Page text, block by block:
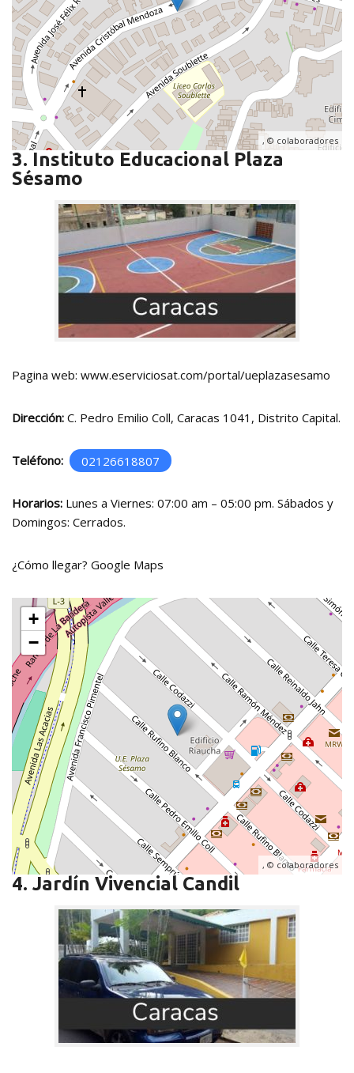
, © colaboradores
3. Instituto Educacional Plaza
Sésamo
Pagina web: www.eserviciosat.com/portal/ueplazasesamo
Dirección: C. Pedro Emilio Coll, Caracas 1041, Distrito Capital.
Teléfono: 02126618807
Horarios: Lunes a Viernes: 07:00 am – 05:00 pm. Sábados y
Domingos: Cerrados.
¿Cómo llegar? Google Maps
+
−
, © colaboradores
4. Jardín Vivencial Candil